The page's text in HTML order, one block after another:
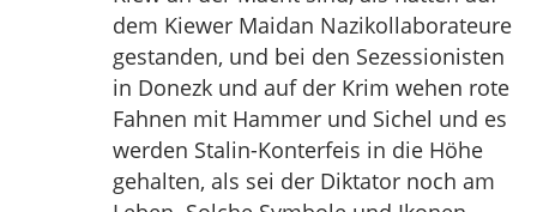
dem Kiewer Maidan Nazikollaborateure
gestanden, und bei den Sezessionisten
in Donezk und auf der Krim wehen rote
Fahnen mit Hammer und Sichel und es
werden Stalin-Konterfeis in die Höhe
gehalten, als sei der Diktator noch am